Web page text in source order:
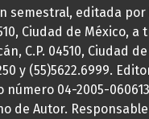
semestral, editada
Ciudad de México,
C.P. 04510, Ciudad
y (55)5622.6999.
04-2005-
de Autor.